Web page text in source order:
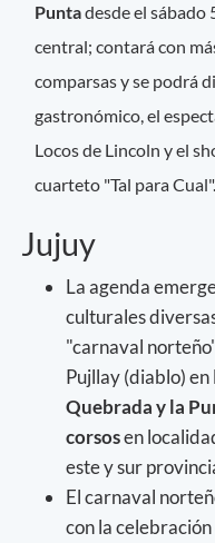
Puntadesde el sábado
central; contará con
comparsas y se podrá
gastronómico, el
Locos de Lincoln y el
cuarteto "Tal para Cual".
Jujuy
La agenda
culturales
"carnaval
Pujllay (diablo)
Quebrada y la
corsosen
este y sur
El carnaval
con la